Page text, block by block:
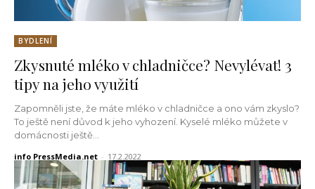
BYDLENÍ
Zkysnuté mléko v chladničce? Nevylévat! 3
tipy na jeho využití
Zapomněli jste, že máte mléko v chladničce a ono vám zkyslo?
To ještě není důvod k jeho vyhození. Kyselé mléko můžete v
domácnosti ještě...
info PressMedia.net - 17.2.2022